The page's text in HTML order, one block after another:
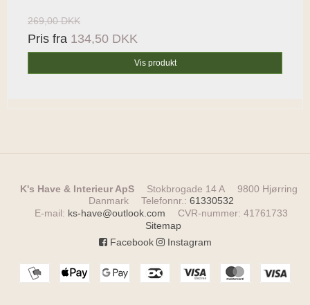
269,00 DKK
Pris fra 134,50 DKK
Vis produkt
K's Have & Interieur ApS Stokbrogade 14 A
9800 Hjørring
Danmark
Telefonnr.: 61330532
E-mail: ks-have@outlook.com CVR-nummer: 41761733
Sitemap
Facebook
Instagram